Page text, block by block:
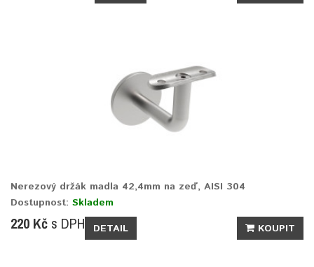
Nerezový držák madla 42,4mm na zeď, AISI 304
Dostupnost: Skladem
220 Kč s DPH DETAIL KOUPIT